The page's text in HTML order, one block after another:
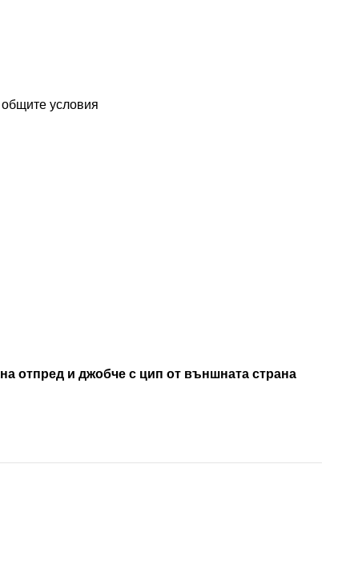
общите условия
отпред и джобче с цип от външната страна